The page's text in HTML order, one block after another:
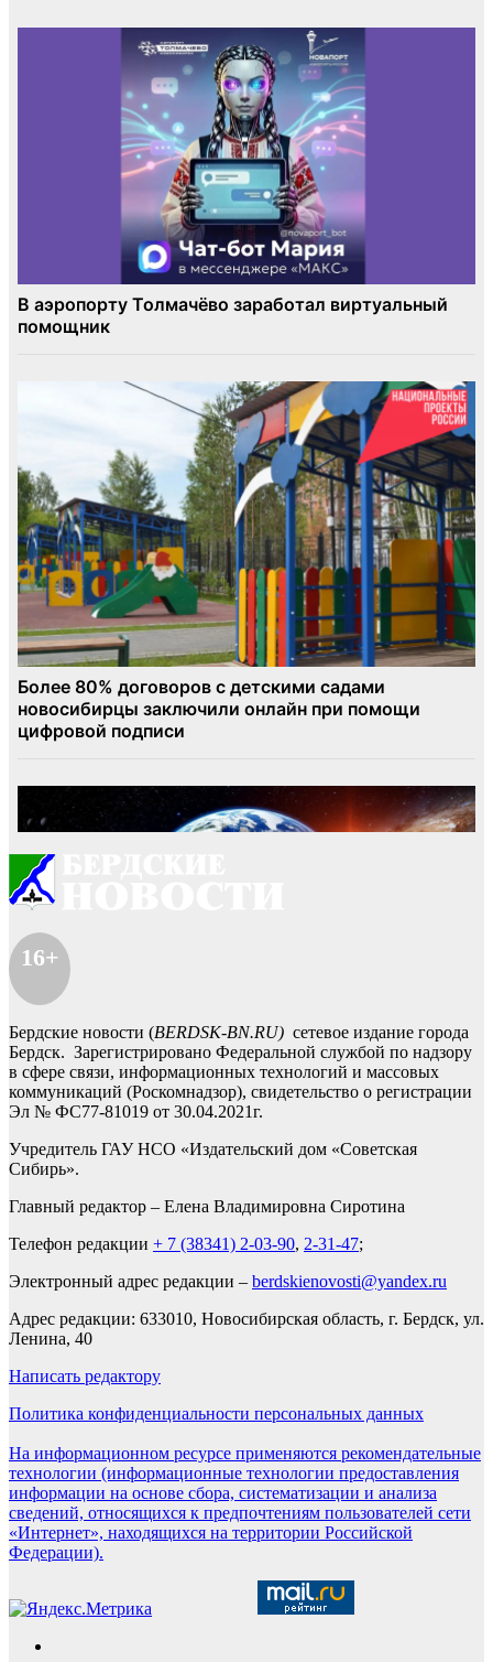
16+
Бердские новости (BERDSK-BN.RU) сетевое издание города
Бердск. Зарегистрировано Федеральной службой по надзору
в сфере связи, информационных технологий и массовых
коммуникаций (Роскомнадзор), свидетельство о регистрации
Эл № ФС77-81019 от 30.04.2021г.
Учредитель ГАУ НСО «Издательский дом «Советская
Сибирь».
Главный редактор – Елена Владимировна Сиротина
Телефон редакции + 7 (38341) 2-03-90, 2-31-47;
Электронный адрес редакции – berdskienovosti@yandex.ru
Адрес редакции: 633010, Новосибирская область, г. Бердск, ул.
Ленина, 40
Написать редактору
Политика конфиденциальности персональных данных
На информационном ресурсе применяются рекомендательные
технологии (информационные технологии предоставления
информации на основе сбора, систематизации и анализа
сведений, относящихся к предпочтениям пользователей сети
«Интернет», находящихся на территории Российской
Федерации).